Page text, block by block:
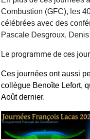
Combustion (GFC), les
célébrées avec des
Pascale Desgroux,
Le programme de ces
Ces journées ont aussi
collègue Benoîte Lefort,
Août dernier.